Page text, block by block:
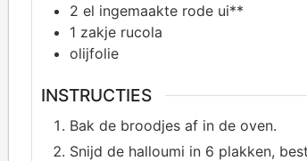
2 el ingemaakte rode ui**
1 zakje rucola
olijfolie
INSTRUCTIES
Bak de broodjes af in de oven.
Snijd de halloumi in 6 plakken,